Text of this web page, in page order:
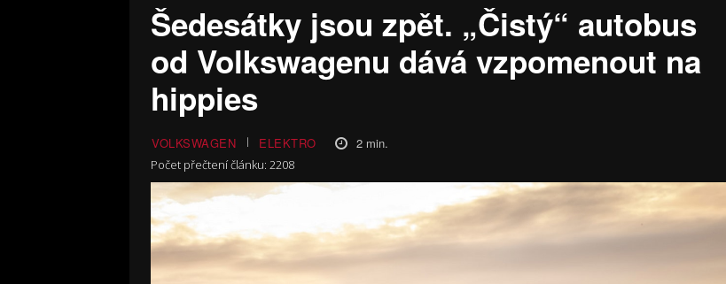
Šedesátky jsou zpět. „Čistý“ autobus
od Volkswagenu dává vzpomenout na
hippies
VOLKSWAGEN ELEKTRO 2min.
Počet přečtení článku: 2208